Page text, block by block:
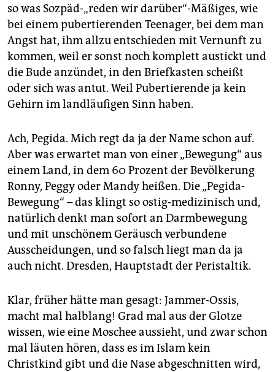
so was Sozpäd-„reden wir darüber“-Mäßiges, wie
bei einem pubertierenden Teenager, bei dem man
Angst hat, ihm allzu entschieden mit Vernunft zu
kommen, weil er sonst noch komplett austickt und
die Bude anzündet, in den Briefkasten scheißt
oder sich was antut. Weil Pubertierende ja kein
Gehirn im landläufigen Sinn haben.
Ach, Pegida. Mich regt da ja der Name schon auf.
Aber was erwartet man von einer „Bewegung“ aus
einem Land, in dem 60 Prozent der Bevölkerung
Ronny, Peggy oder Mandy heißen. Die „Pegida-
Bewegung“ – das klingt so ostig-medizinisch und,
natürlich denkt man sofort an Darmbewegung
und mit unschönem Geräusch verbundene
Ausscheidungen, und so falsch liegt man da ja
auch nicht. Dresden, Hauptstadt der Peristaltik.
Klar, früher hätte man gesagt: Jammer-Ossis,
macht mal halblang! Grad mal aus der Glotze
wissen, wie eine Moschee aussieht, und zwar schon
mal läuten hören, dass es im Islam kein
Christkind gibt und die Nase abgeschnitten wird,